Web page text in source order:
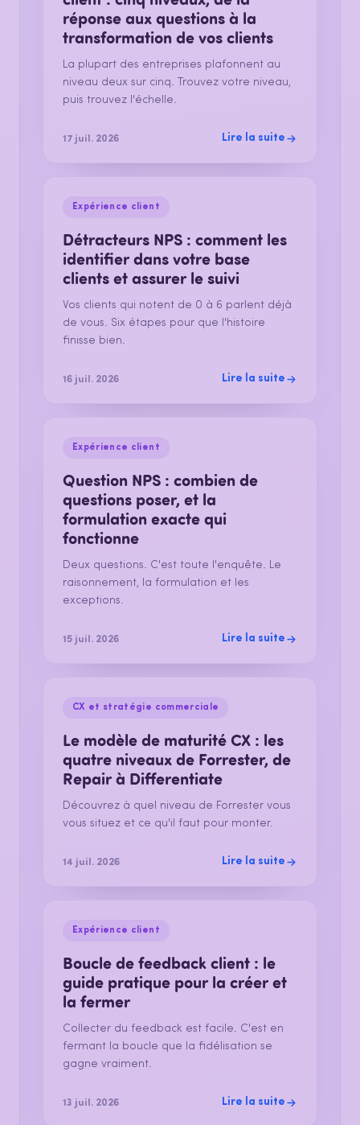
réponse aux questions à la
transformation de vos clients
La plupart des entreprises plafonnent au
niveau deux sur cinq. Trouvez votre niveau,
puis trouvez l'échelle.
17 juil. 2026 Lire la suite
Expérience client
Détracteurs NPS : comment les
identifier dans votre base
clients et assurer le suivi
Vos clients qui notent de 0 à 6 parlent déjà
de vous. Six étapes pour que l'histoire
finisse bien.
16 juil. 2026 Lire la suite
Expérience client
Question NPS : combien de
questions poser, et la
formulation exacte qui
fonctionne
Deux questions. C'est toute l'enquête. Le
raisonnement, la formulation et les
exceptions.
15 juil. 2026 Lire la suite
CX et stratégie commerciale
Le modèle de maturité CX : les
quatre niveaux de Forrester, de
Repair à Differentiate
Découvrez à quel niveau de Forrester vous
vous situez et ce qu'il faut pour monter.
14 juil. 2026 Lire la suite
Expérience client
Boucle de feedback client : le
guide pratique pour la créer et
la fermer
Collecter du feedback est facile. C'est en
fermant la boucle que la fidélisation se
gagne vraiment.
13 juil. 2026 Lire la suite